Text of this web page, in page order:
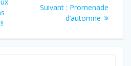
Suivant : Promenade
d’automne